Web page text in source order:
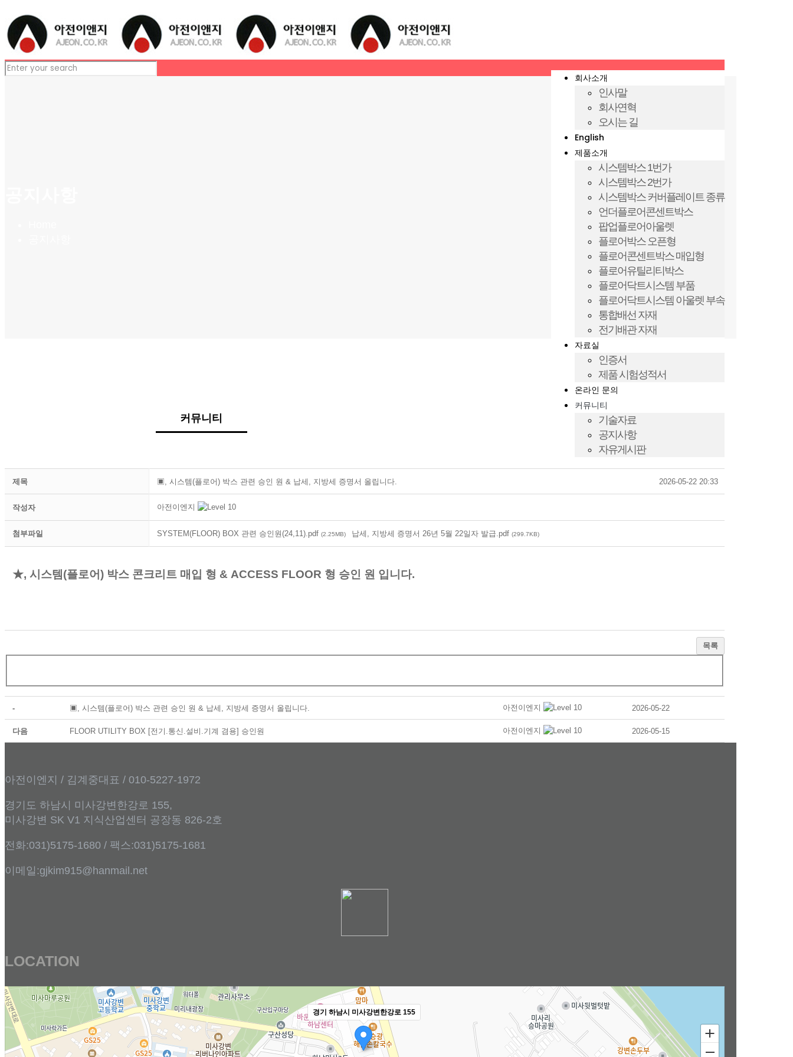
회사소개
인사말
회사연혁
오시는 길
English
제품소개
시스템박스 1번가
시스템박스 2번가
시스템박스 커버플레이트 종류
언더플로어콘센트박스
팝업플로어아울렛
플로어박스 오픈형
플로어콘센트박스 매입형
플로어유틸리티박스
플로어닥트시스템 부품
플로어닥트시스템 아울렛 부속
통합배선 자재
전기배관 자재
자료실
인증서
제품 시험성적서
온라인 문의
커뮤니티
기술자료
공지사항
자유게시판
커뮤니티
제목 ▣, 시스템(플로어) 박스 관련 승인 원 & 납세, 지방세 증명서 올립니다. 2026-05-22 20:33
작성자 아전이엔지
첨부파일 SYSTEM(FLOOR) BOX 관련 승인원(24,11).pdf (2.25MB) 납세, 지방세 증명서 26년 5월 22일자 발급.pdf (299.7KB)
★, 시스템(플로어) 박스 콘크리트 매입 형 & ACCESS FLOOR 형 승인 원 입니다.
목록
- ▣, 시스템(플로어) 박스 관련 승인 원 & 납세, 지방세 증명서 올립니다. 아전이엔지 2026-05-22
다음 FLOOR UTILITY BOX [전기.통신.설비.기계 겸용] 승인원 아전이엔지 2026-05-15
아전이엔지 / 김계중대표 / 010-5227-1972
경기도 하남시 미사강변한강로 155,
미사강변 SK V1 지식산업센터 공장동 826-2호
전화:031)5175-1680 / 팩스:031)5175-1681
이메일:gjkim915@hanmail.net
LOCATION
경기 하남시 미사강변한강로 155